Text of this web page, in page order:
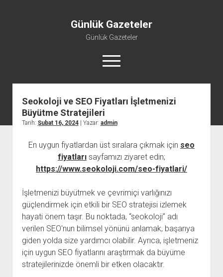
Günlük Gazeteler
Günlük Gazeteler
menüyü
aç
Seokoloji ve SEO Fiyatları İşletmenizi
Büyütme Stratejileri
Tarih: Şubat 16, 2024| Yazar: admin
En uygun fiyatlardan üst sıralara çıkmak için seo
fiyatları sayfamızı ziyaret edin;
https://www.seokoloji.com/seo-fiyatlari/
İşletmenizi büyütmek ve çevrimiçi varlığınızı
güçlendirmek için etkili bir SEO stratejisi izlemek
hayati önem taşır. Bu noktada, “seokoloji” adı
verilen SEO'nun bilimsel yönünü anlamak, başarıya
giden yolda size yardımcı olabilir. Ayrıca, işletmeniz
için uygun SEO fiyatlarını araştırmak da büyüme
stratejilerinizde önemli bir etken olacaktır.